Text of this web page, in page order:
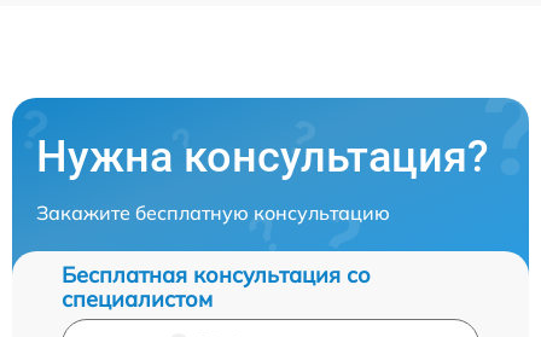
Нужна консультация?
Закажите бесплатную консультацию
Бесплатная консультация со
специалистом